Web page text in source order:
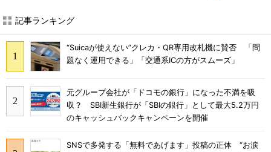
記事ランキング
“Suicaが使えない”クレカ・QR専用改札機に賛否 「問
題なく運用できる」「交通系ICの方がスムーズ」
元グループ会社が「ドコモの銀行」になった不満を吸
収？ SBI新生銀行が「SBIの銀行」として最大5.2万円
のキャッシュバックキャンペーンを開催
SNSで多発する「無料であげます」投稿の正体 “お涙